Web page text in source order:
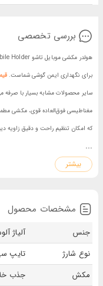
بررسی تخصصی
برای نگهداری ایمن گوشی شماست.
سایر محصولات مشابه بسیار با صرفه
این محصول نیز سرعت و راحتی
...
بیشتر
مشخصات محصول
جنس
آلیاژ
نوع شارژ
تایپ
مکش
جذب